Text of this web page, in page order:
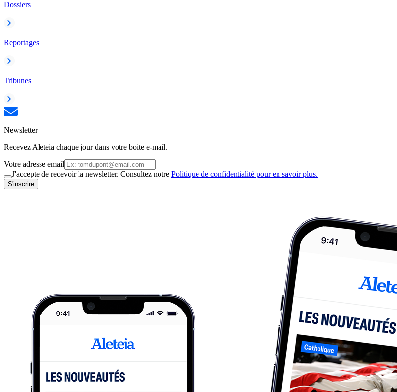
Dossiers
Reportages
Tribunes
Newsletter
Recevez Aleteia chaque jour dans votre boite e-mail.
Votre adresse email
J'accepte de recevoir la newsletter. Consultez notre Politique de confidentialité pour en savoir plus.
S'inscrire